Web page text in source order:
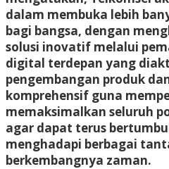
dalam membuka lebih
bagi bangsa, dengan
solusi inovatif melalui
digital terdepan yang
pengembangan produk
komprehensif guna
memaksimalkan seluruh
agar dapat terus
menghadapi berbagai
berkembangnya zaman.